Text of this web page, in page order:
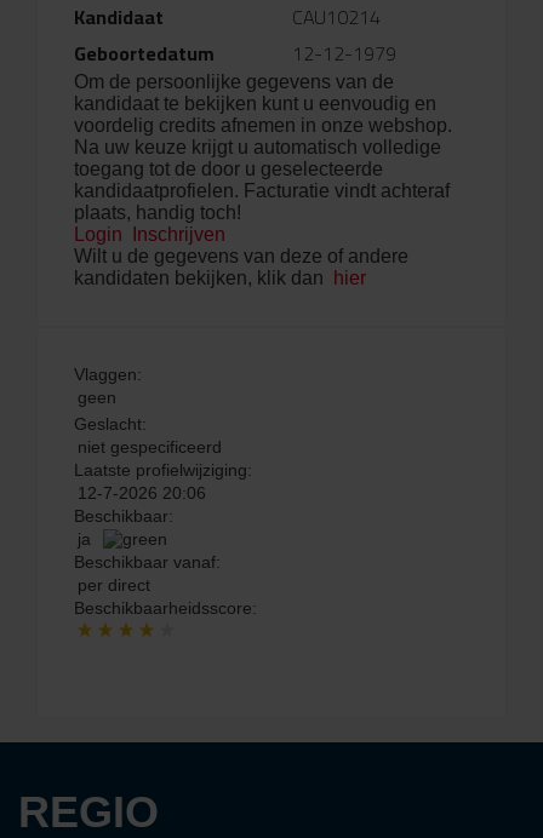
Kandidaat
CAU10214
Geboortedatum
12-12-1979
Om de persoonlijke gegevens van de
kandidaat te bekijken kunt u eenvoudig en
voordelig credits afnemen in onze webshop.
Na uw keuze krijgt u automatisch volledige
toegang tot de door u geselecteerde
kandidaatprofielen. Facturatie vindt achteraf
plaats, handig toch!
Login
Inschrijven
Wilt u de gegevens van deze of andere
kandidaten bekijken, klik dan
hier
Vlaggen:
geen
Geslacht:
niet gespecificeerd
Laatste profielwijziging:
12-7-2026 20:06
Beschikbaar:
ja
Beschikbaar vanaf:
per direct
Beschikbaarheidsscore:
REGIO